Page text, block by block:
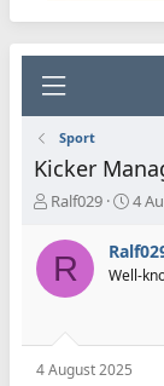
Sport
Kicker
E
s
e
e
r
Ralf029
E
s
t
e
t
4
R Well-
4 August 2025